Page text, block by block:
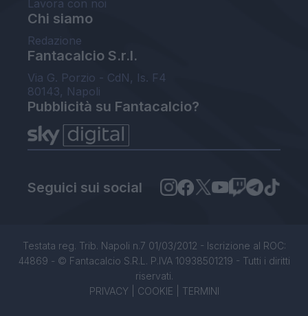
Lavora con noi
Chi siamo
Redazione
Fantacalcio S.r.l.
Via G. Porzio - CdN, Is. F4
80143, Napoli
Pubblicità su Fantacalcio?
Seguici sui social
Testata reg. Trib. Napoli n.7 01/03/2012 - Iscrizione al ROC:
44869 - © Fantacalcio S.R.L. P.IVA 10938501219 - Tutti i diritti
riservati.
PRIVACY| COOKIE TERMINI